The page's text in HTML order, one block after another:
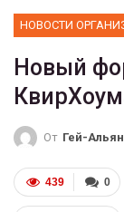
Новый
От Гей-
0
439